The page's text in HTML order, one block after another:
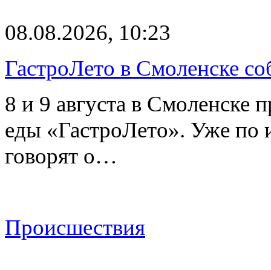
08.08.2026, 10:23
ГастроЛето в Смоленске
8 и 9 августа в Смоленске
еды «ГастроЛето». Уже по
говорят о…
Происшествия